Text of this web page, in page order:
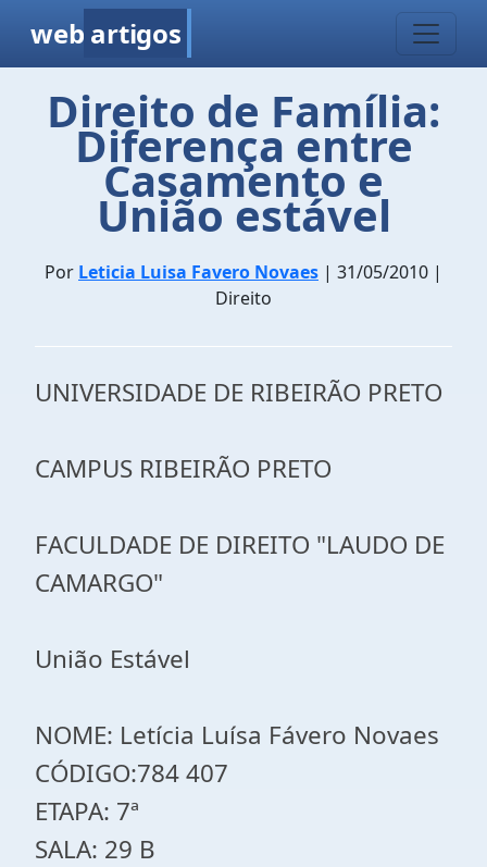
web artigos
Direito de Família:
Diferença entre
Casamento e
União estável
Por Leticia Luisa Favero Novaes | 31/05/2010 |
Direito
UNIVERSIDADE DE RIBEIRÃO PRETO
CAMPUS RIBEIRÃO PRETO
FACULDADE DE DIREITO "LAUDO DE
CAMARGO"
União Estável
NOME: Letícia Luísa Fávero Novaes
CÓDIGO:784 407
ETAPA: 7ª
SALA: 29 B